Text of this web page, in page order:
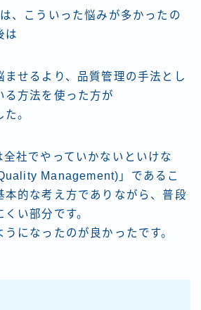
、こういった悩みが多かったの
は
ませるより、品質管理の手法とし
る方法を使った方が
。
社でやっていかないといけな
Management)」であるこ
本的な考え方でありながら、普段
い部分です。
になったのが良かったです。